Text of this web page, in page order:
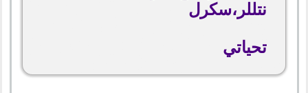
نتللر،سكرل
تحياتي